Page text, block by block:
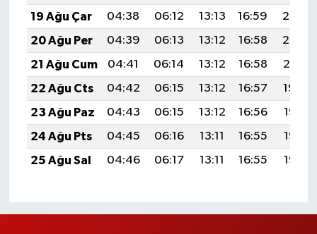
19 Ağu Çar
04:38 06:12 13:13 16:59
20:03
20 Ağu Per
04:39 06:13 13:12 16:58
20:02
21 Ağu Cum
04:41 06:14 13:12 16:58
20:01
22 Ağu Cts
04:42 06:15 13:12 16:57
19:59
23 Ağu Paz
04:43 06:15 13:12 16:56
19:58
24 Ağu Pts
04:45 06:16 13:11 16:55
19:56
25 Ağu Sal
04:46 06:17 13:11 16:55 19:55